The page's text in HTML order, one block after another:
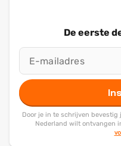
De eerste
Door je in te schrijven
Nederland wilt ontvangen